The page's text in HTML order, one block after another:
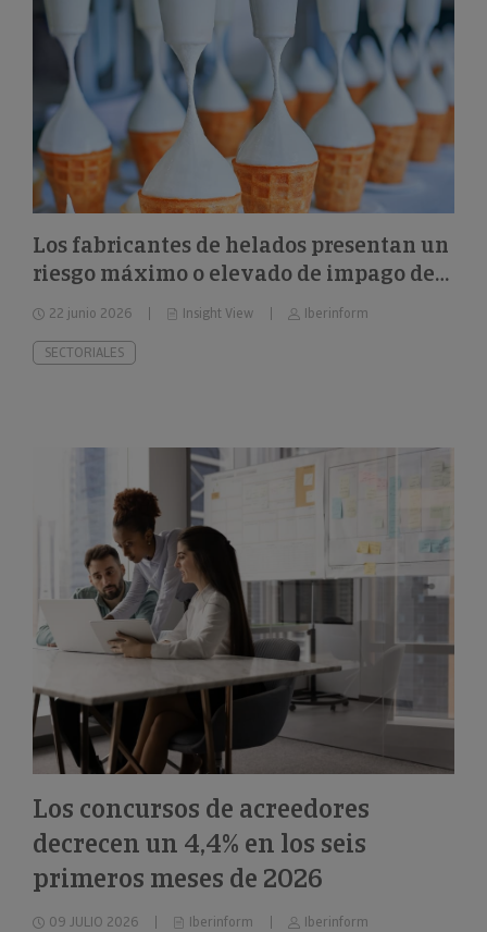
Los fabricantes de helados presentan un
riesgo máximo o elevado de impago del
26%
22 junio 2026 Insight View Iberinform
SECTORIALES
Los concursos de acreedores
decrecen un 4,4% en los seis
primeros meses de 2026
09 JULIO 2026 Iberinform Iberinform